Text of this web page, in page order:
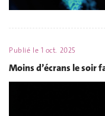
Publié le 1 oct. 2025
Moins d’écrans le soir